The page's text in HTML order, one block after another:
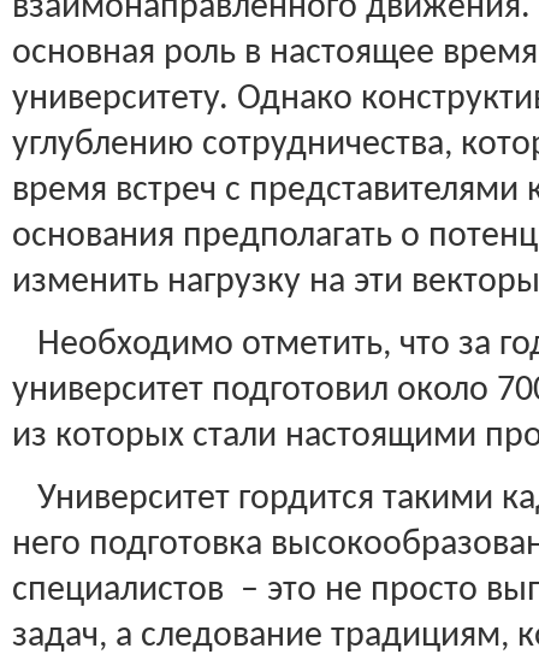
взаимонаправленного
основная роль в настоящее
университету. Однако
углублению сотрудничества,
время встреч с
основания предполагать о
изменить нагрузку на эти
Необходимо отметить, что за
университет подготовил около
из которых стали настоящими
Университет гордится такими
него подготовка
специалистов – это не просто
задач, а следование традициям,